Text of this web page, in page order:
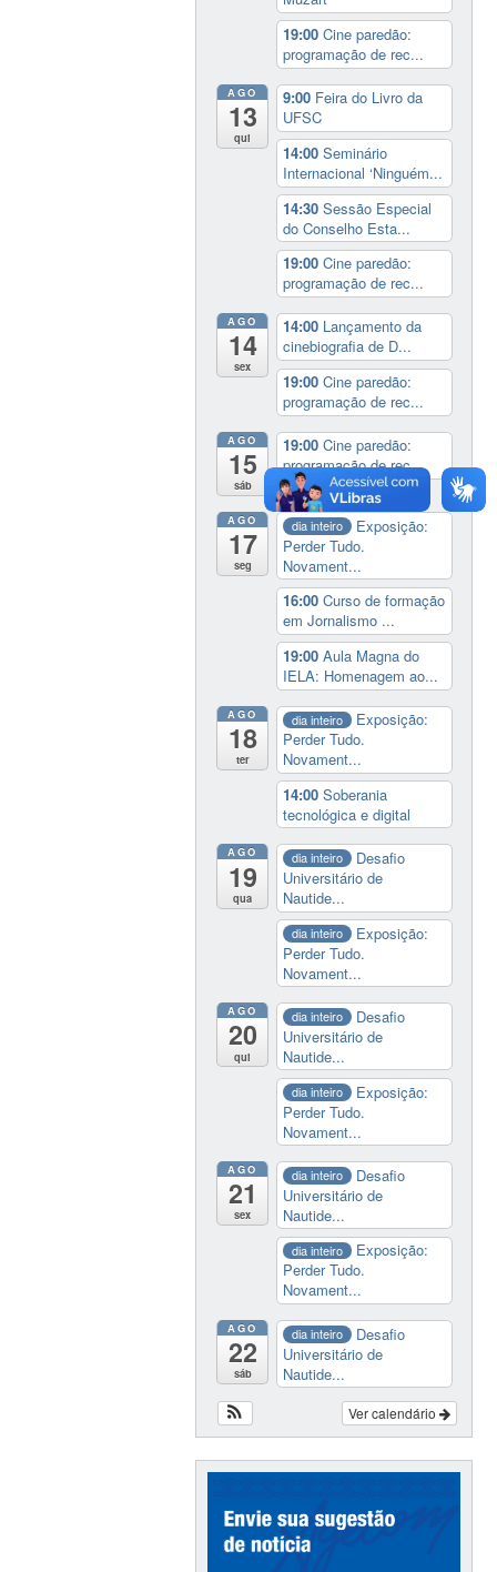
19:00Cine paredão:
programação de rec...
AGO
13
qui
9:00 Feira do Livro da
UFSC
14:00Seminário
Internacional ‘Ninguém...
14:30Sessão Especial
do Conselho Esta...
19:00Cine paredão:
programação de rec...
AGO
14
sex
14:00 Lançamento da
cinebiografia de D...
19:00Cine paredão:
programação de rec...
AGO
15
sáb
19:00Cine paredão:
programação de rec...
AGO
17
seg
dia inteiro
Exposição:
Perder Tudo.
Novament...
16:00Curso de formação
em Jornalismo ...
19:00Aula Magna do
IELA: Homenagem ao...
AGO
18
ter
dia inteiro
Exposição:
Perder Tudo.
Novament...
14:00Soberania
tecnológica e digital
AGO
19
qua
dia inteiro
Desafio
Universitário de
Nautide...
dia inteiro
Exposição:
Perder Tudo.
Novament...
AGO
20
qui
dia inteiro
Desafio
Universitário de
Nautide...
dia inteiro
Exposição:
Perder Tudo.
Novament...
AGO
21
sex
dia inteiro
Desafio
Universitário de
Nautide...
dia inteiro
Exposição:
Perder Tudo.
Novament...
AGO
22
sáb
dia inteiro
Desafio
Universitário de
Nautide...
Ver calendário